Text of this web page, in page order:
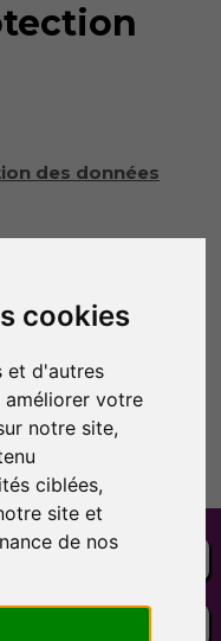
cookies
et d'autres
votre
notre site,
ciblées,
site et
de nos
des données